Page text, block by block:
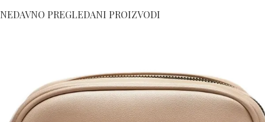
NEDAVNO PREGLEDANI PROIZVODI